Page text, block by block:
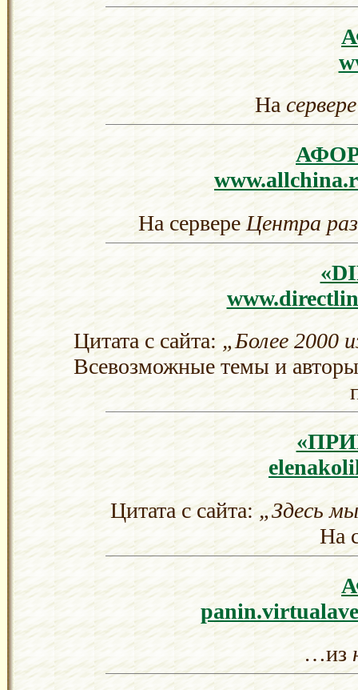
На
На сервереЦентра
Цитата с сайта: „Более 2000
Всевозможные темы и
Цитата с сайта:„Здесь
На
…из